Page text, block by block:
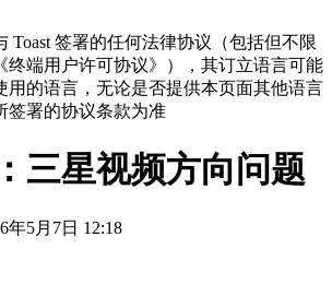
Toast 签署的任何法律协议（包括但不限
终端用户许可协议》），其订立语言可能
用的语言，无论是否提供本页面其他语言
签署的协议条款为准
三星视频方向问题
年5月7日 12:18